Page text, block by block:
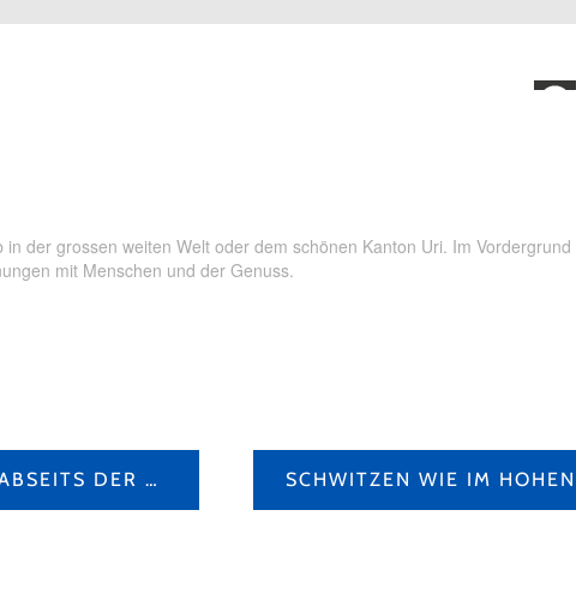
der grossen weiten Welt oder dem schönen Kanton Uri. Im
mit Menschen und der Genuss.
WINTERWANDERUNGEN ABSEITS DER MASSEN